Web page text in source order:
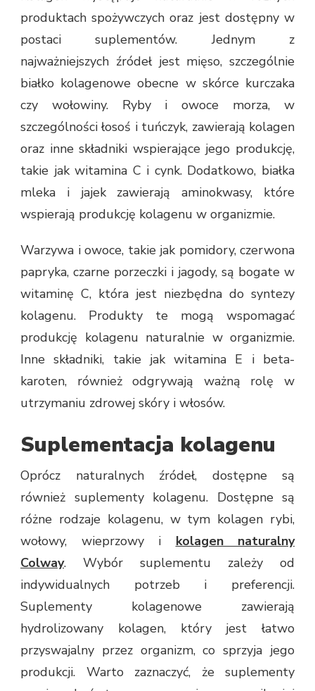
produktach spożywczych oraz jest dostępny w
postaci suplementów. Jednym z
najważniejszych źródeł jest mięso, szczególnie
białko kolagenowe obecne w skórce kurczaka
czy wołowiny. Ryby i owoce morza, w
szczególności łosoś i tuńczyk, zawierają kolagen
oraz inne składniki wspierające jego produkcję,
takie jak witamina C i cynk. Dodatkowo, białka
mleka i jajek zawierają aminokwasy, które
wspierają produkcję kolagenu w organizmie.
Warzywa i owoce, takie jak pomidory, czerwona
papryka, czarne porzeczki i jagody, są bogate w
witaminę C, która jest niezbędna do syntezy
kolagenu. Produkty te mogą wspomagać
produkcję kolagenu naturalnie w organizmie.
Inne składniki, takie jak witamina E i beta-
karoten, również odgrywają ważną rolę w
utrzymaniu zdrowej skóry i włosów.
Suplementacja kolagenu
Oprócz naturalnych źródeł, dostępne są
również suplementy kolagenu. Dostępne są
różne rodzaje kolagenu, w tym kolagen rybi,
wołowy, wieprzowy i kolagen naturalny
Colway. Wybór suplementu zależy od
indywidualnych potrzeb i preferencji.
Suplementy kolagenowe zawierają
hydrolizowany kolagen, który jest łatwo
przyswajalny przez organizm, co sprzyja jego
produkcji. Warto zaznaczyć, że suplementy